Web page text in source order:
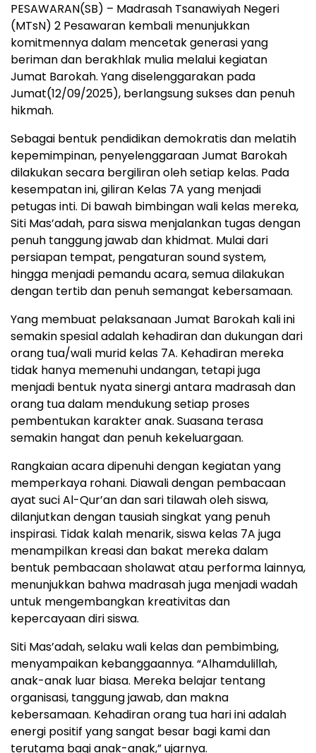
PESAWARAN(SB) – Madrasah Tsanawiyah Negeri
(MTsN) 2 Pesawaran kembali menunjukkan
komitmennya dalam mencetak generasi yang
beriman dan berakhlak mulia melalui kegiatan
Jumat Barokah. Yang diselenggarakan pada
Jumat(12/09/2025), berlangsung sukses dan penuh
hikmah.
Sebagai bentuk pendidikan demokratis dan melatih
kepemimpinan, penyelenggaraan Jumat Barokah
dilakukan secara bergiliran oleh setiap kelas. Pada
kesempatan ini, giliran Kelas 7A yang menjadi
petugas inti. Di bawah bimbingan wali kelas mereka,
Siti Mas’adah, para siswa menjalankan tugas dengan
penuh tanggung jawab dan khidmat. Mulai dari
persiapan tempat, pengaturan sound system,
hingga menjadi pemandu acara, semua dilakukan
dengan tertib dan penuh semangat kebersamaan.
Yang membuat pelaksanaan Jumat Barokah kali ini
semakin spesial adalah kehadiran dan dukungan dari
orang tua/wali murid kelas 7A. Kehadiran mereka
tidak hanya memenuhi undangan, tetapi juga
menjadi bentuk nyata sinergi antara madrasah dan
orang tua dalam mendukung setiap proses
pembentukan karakter anak. Suasana terasa
semakin hangat dan penuh kekeluargaan.
Rangkaian acara dipenuhi dengan kegiatan yang
memperkaya rohani. Diawali dengan pembacaan
ayat suci Al-Qur’an dan sari tilawah oleh siswa,
dilanjutkan dengan tausiah singkat yang penuh
inspirasi. Tidak kalah menarik, siswa kelas 7A juga
menampilkan kreasi dan bakat mereka dalam
bentuk pembacaan sholawat atau performa lainnya,
menunjukkan bahwa madrasah juga menjadi wadah
untuk mengembangkan kreativitas dan
kepercayaan diri siswa.
Siti Mas’adah, selaku wali kelas dan pembimbing,
menyampaikan kebanggaannya. “Alhamdulillah,
anak-anak luar biasa. Mereka belajar tentang
organisasi, tanggung jawab, dan makna
kebersamaan. Kehadiran orang tua hari ini adalah
energi positif yang sangat besar bagi kami dan
terutama bagi anak-anak,” ujarnya.